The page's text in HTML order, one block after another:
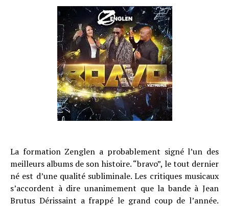
La formation Zenglen a probablement signé l’un des
meilleurs albums de son histoire. “bravo”, le tout dernier
né est d’une qualité subliminale. Les critiques musicaux
s’accordent à dire unanimement que la bande à Jean
Brutus Dérissaint a frappé le grand coup de l’année.